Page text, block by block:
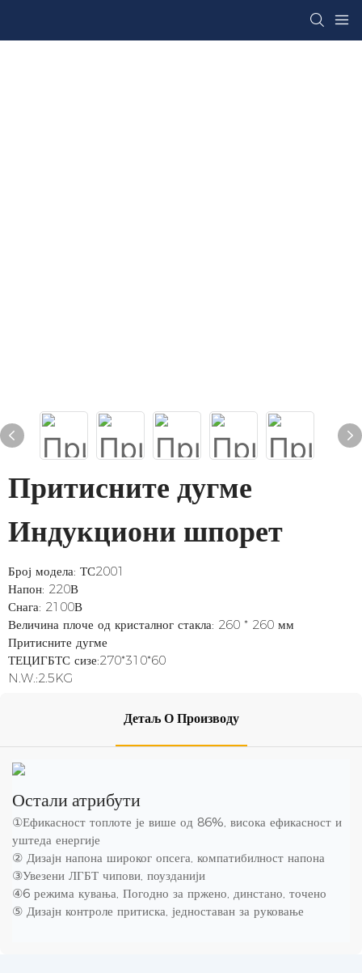
Притисните дугме
Индукциони шпорет
Број модела: ТС2001
Напон: 220В
Снага: 2100В
Величина плоче од кристалног стакла: 260 * 260 мм
Притисните дугме
ТЕЦИГБТС сизе:270*310*60
N.W.:2.5KG
Детаљ О Производу
Остали атрибути
①Ефикасност топлоте је више од 86%, висока ефикасност и
уштеда енергије
② Дизајн напона широког опсега, компатибилност напона
③Увезени ЛГБТ чипови, поузданији
④6 режима кувања, Погодно за пржено, динстано, точено
⑤ Дизајн контроле притиска, једноставан за руковање